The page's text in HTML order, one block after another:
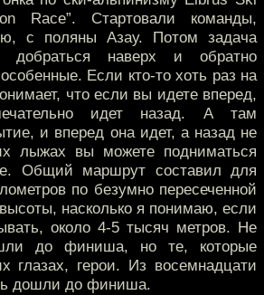
Race”. Стартовали команды,
с поляны Азау. Потом задача
наверх и обратно
Если кто-то хоть раз на
что если вы идете вперед,
идет назад. А там
и вперед она идет, а назад не
лыжах вы можете подниматься
Общий маршрут составил для
по безумно пересеченной
насколько я понимаю, если
около 4-5 тысяч метров. Не
до финиша, но те, которые
глазах, герои. Из восемнадцати
дошли до финиша.